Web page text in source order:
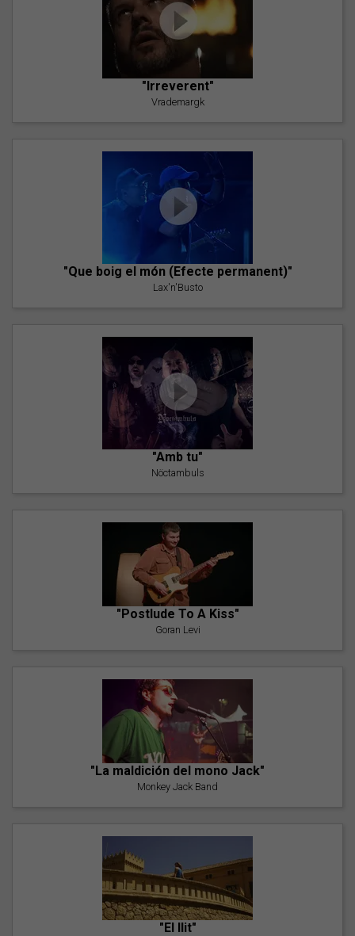
"Irreverent"
Vrademargk
"Que boig el món (Efecte permanent)"
Lax'n'Busto
"Amb tu"
Nöctambuls
"Postlude To A Kiss"
Goran Levi
"La maldición del mono Jack"
Monkey Jack Band
"El llit"